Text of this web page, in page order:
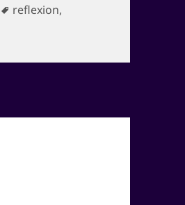
Mots-
reflexion,